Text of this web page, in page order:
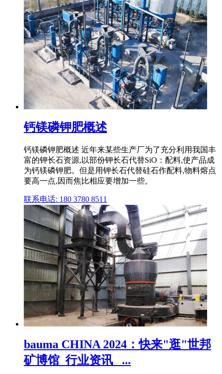
钙镁磷钾肥概述
钙镁磷钾肥概述 近年来某些生产厂为了充分利用我国丰
富的钾长石资源,以部份钾长石代替SiO：配料,使产品成
为钙镁磷钾肥。但是用钾长石代替硅石作配料,物料熔点
要高一点,因而焦比相应要增加一些。
联系电话: 180 3780 8511
bauma CHINA 2024：快来"逛"世邦
矿博馆_行业资讯_ ...